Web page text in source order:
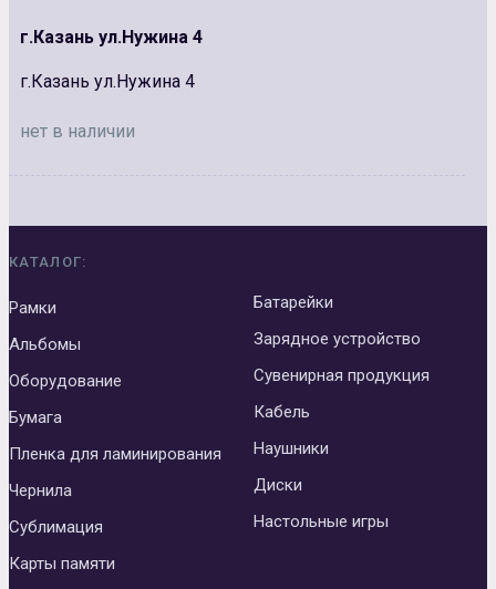
г.Казань ул.Нужина 4
г.Казань ул.Нужина 4
нет в наличии
КАТАЛОГ:
Рамки
Альбомы
Оборудование
Бумага
Пленка для ламинирования
Чернила
Сублимация
Карты памяти
Батарейки
Зарядное устройство
Сувенирная продукция
Кабель
Наушники
Диски
Настольные игры